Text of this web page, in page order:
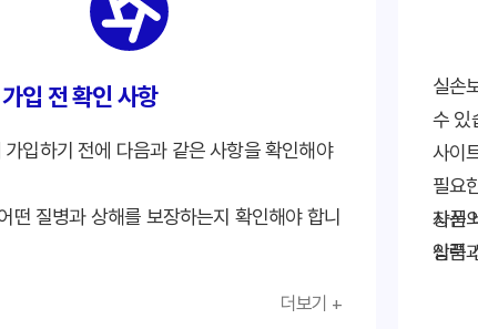
호: 개인정보 보호 정책이 잘 마련되어 있는지
입 전 확인 사항
가입하기 전에 다음과 같은 사항을 확인해야
떤 질병과 상해를 보장하는지 확인해야 합니
면책 기간이 얼마나 되는지 확인해야 합니다.
더보기 +
실손
수 있
사이
필요
상품
상품
자신
입력